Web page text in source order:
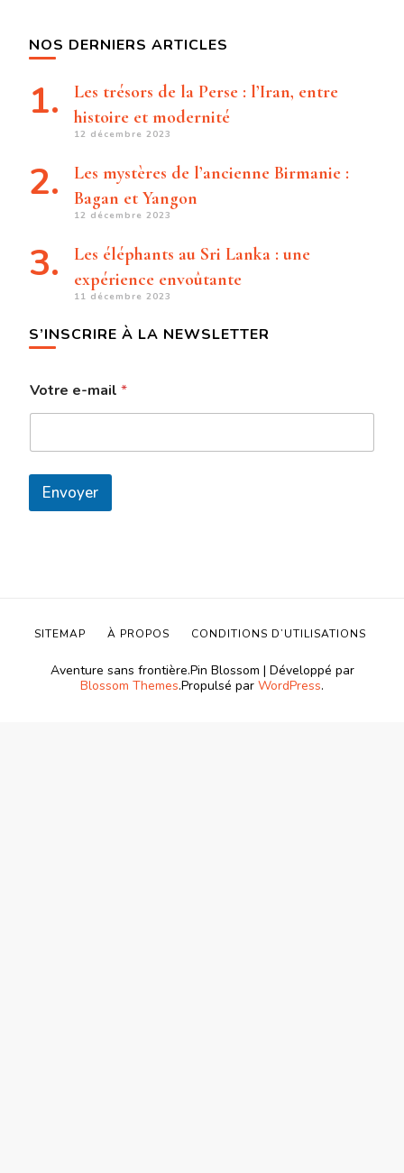
NOS DERNIERS ARTICLES
Les trésors de la Perse : l’Iran, entre
histoire et modernité
12 décembre 2023
Les mystères de l’ancienne Birmanie :
Bagan et Yangon
12 décembre 2023
Les éléphants au Sri Lanka : une
expérience envoûtante
11 décembre 2023
S’INSCRIRE À LA NEWSLETTER
Votre e-mail *
Envoyer
Aventure sans frontière.Pin Blossom | Développé par
Blossom Themes.Propulsé par WordPress.
SITEMAP À PROPOS CONDITIONS D’UTILISATIONS